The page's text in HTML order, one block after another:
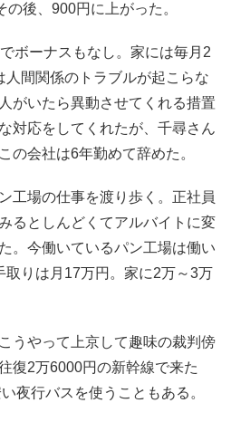
後、900円に上がった。
ボーナスもなし。家には毎月2
間関係のトラブルが起こらな
がいたら異動させてくれる措置
対応をしてくれたが、千尋さん
の会社は6年勤めて辞めた。
工場の仕事を渡り歩く。正社員
るとしんどくてアルバイトに変
。今働いているパン工場は働い
取りは月17万円。家に2万～3万
うやって上京して趣味の裁判傍
復2万6000円の新幹線で来た
夜行バスを使うこともある。